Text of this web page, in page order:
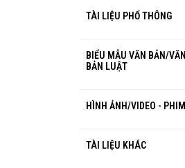
TÀI LIỆU PHỔ THÔNG
BIỂU MẪU VĂN BẢN/VĂN
BẢN LUẬT
HÌNH ẢNH/VIDEO - PHIM
TÀI LIỆU KHÁC